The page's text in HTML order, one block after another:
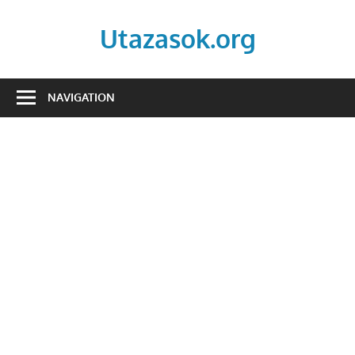
Utazasok.org
NAVIGATION